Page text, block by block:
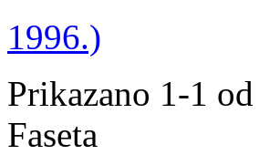
1996.)
Prikazano 1-1
Faseta